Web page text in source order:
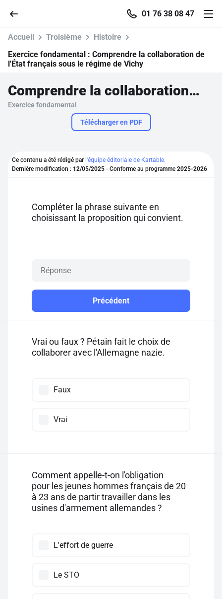
01 76 38 08 47
Parcourir
Se connecter
Pour profiter de 10 contenus offerts.
Accueil Troisième
Histoire
Exercice fondamental : Comprendre la collaboration de
l'État français sous le régime de Vichy
Comprendre la collaboration de l'État français sous le régime de Vichy
Exercice fondamental
Télécharger en PDF
Ce contenu a été rédigé par l'équipe éditoriale de Kartable.
Dernière modification : 12/05/2025 - Conforme au programme 2025-2026
Compléter la phrase suivante en
choisissant la proposition qui convient.
Précédent
Vrai ou faux ? Pétain fait le choix de
collaborer avec l'Allemagne nazie.
Faux
Vrai
Comment appelle-t-on l'obligation
pour les jeunes hommes français de 20
à 23 ans de partir travailler dans les
usines d'armement allemandes ?
L'effort de guerre
Le STO